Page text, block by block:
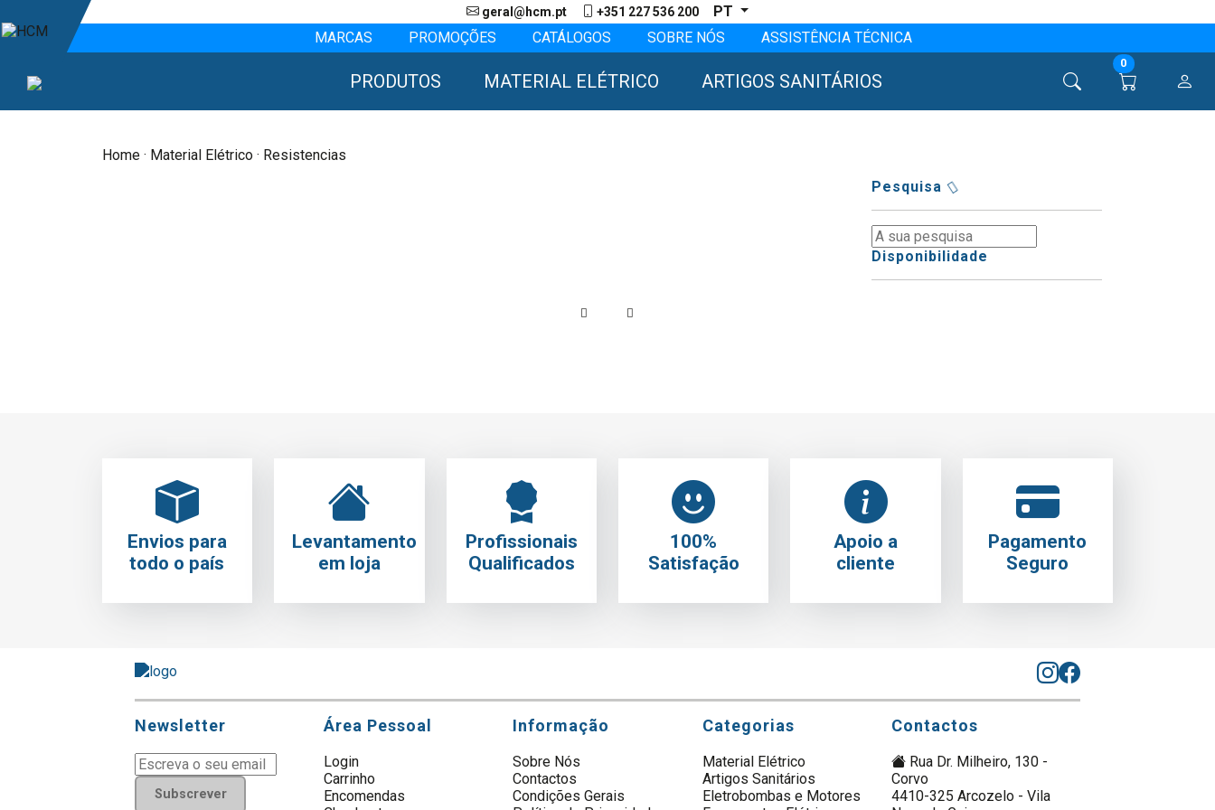
geral@hcm.pt +351 227 536 200
PT
MARCAS
PROMOÇÕES CATÁLOGOS SOBRE NÓS ASSISTÊNCIA TÉCNICA
PRODUTOS MATERIAL ELÉTRICO ARTIGOS SANITÁRIOS
0
Home· Material Elétrico· Resistencias
Pesquisa
Disponibilidade
Envios para
todo o país
Levantamento
em loja
Profissionais
Qualificados
100%
Satisfação
Apoio a
cliente
Pagamento
Seguro
Newsletter
Subscrever
Área Pessoal
Login
Carrinho
Encomendas
Informação
Sobre Nós
Contactos
Condições Gerais
Categorias
Material Elétrico
Artigos Sanitários
Eletrobombas e Motores
Contactos
Rua Dr. Milheiro, 130 -
Corvo
4410-325 Arcozelo - Vila